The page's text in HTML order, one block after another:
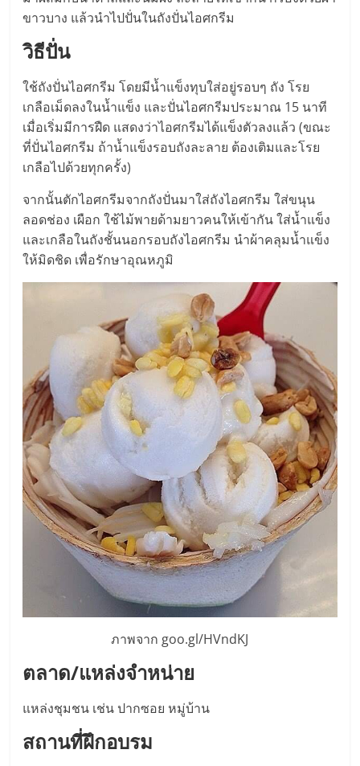
บ้าน
ลงทุน
น้อย
คืน
ทุน
ไว,
ที่
ปรึกษา
การ
ลงทุน
และ
ขยาย
ขา
แฟ
รน
ไชส์,
ขาวบาง แล้วนำไปปั่นในถังปั่นไอศกรีม
วิธีปั่น
ใช้ถังปั่นไอศกรีม โดยมีน้ำแข็งทุบใส่อยู่รอบๆ ถัง โรย
เกลือเม็ดลงในน้ำแข็ง และปั่นไอศกรีมประมาณ 15 นาที
เมื่อเริ่มมีการฝืด แสดงว่าไอศกรีมได้แข็งตัวลงแล้ว (ขณะ
ที่ปั่นไอศกรีม ถ้าน้ำแข็งรอบถังละลาย ต้องเติมและโรย
เกลือไปด้วยทุกครั้ง)
จากนั้นตักไอศกรีมจากถังปั่นมาใส่ถังไอศกรีม ใส่ขนุน
ลอดช่อง เผือก ใช้ไม้พายด้ามยาวคนให้เข้ากัน ใส่น้ำแข็ง
และเกลือในถังชั้นนอกรอบถังไอศกรีม นำผ้าคลุมน้ำแข็ง
ให้มิดชิด เพื่อรักษาอุณหภูมิ
ภาพจาก goo.gl/HVndKJ
ตลาด/แหล่งจำหน่าย
แหล่งชุมชน เช่น ปากซอย หมู่บ้าน
สถานที่ฝึกอบรม